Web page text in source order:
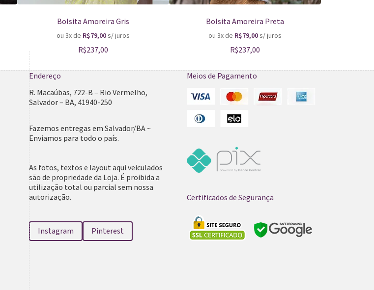
Bolsita Amoreira Gris
ou 3x de R$79,00s/ juros
R$237,00
Bolsita Amoreira Preta
ou 3x de R$79,00s/ juros
R$237,00
Endereço
R. Macaúbas, 722-B – Rio Vermelho,
Salvador – BA, 41940-250
Fazemos entregas em Salvador/BA ~
Enviamos para todo o país.
As fotos, textos e layout aqui veiculados
são de propriedade da Loja. É proibida a
utilização total ou parcial sem nossa
autorização.
Instagram Pinterest
Meios de Pagamento
Certificados de Segurança